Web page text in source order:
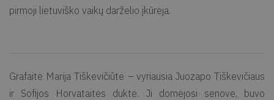
pirmoji lietuviško vaikų darželio įkūrėja.
Grafaitė Marija Tiškevičiūtė – vyriausia Juozapo Tiškevičiaus
ir Sofijos Horvataitės duktė. Ji domėjosi senove, buvo